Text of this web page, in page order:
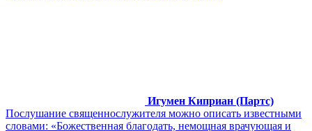
Игумен Киприан (Партс)
Послушание священнослужителя можно описать известными
словами: «Божественная благодать, немощная врачующая и